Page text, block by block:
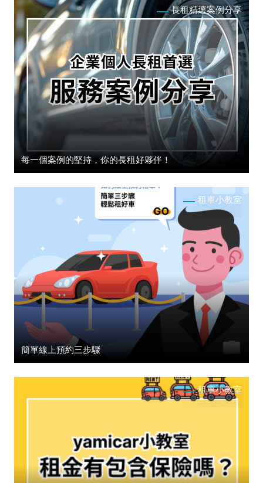
長租精選案例分享
每一個案例的堅持，你的長租好夥伴！
租車小教室
簡單線上預約三步驟
租車小教室